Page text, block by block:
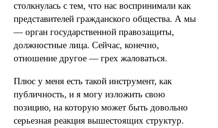
столкнулась с тем, что нас воспринимали как
представителей гражданского общества. А мы
— орган государственной правозащиты,
должностные лица. Сейчас, конечно,
отношение другое — грех жаловаться.
Плюс у меня есть такой инструмент, как
публичность, и я могу изложить свою
позицию, на которую может быть довольно
серьезная реакция вышестоящих структур.